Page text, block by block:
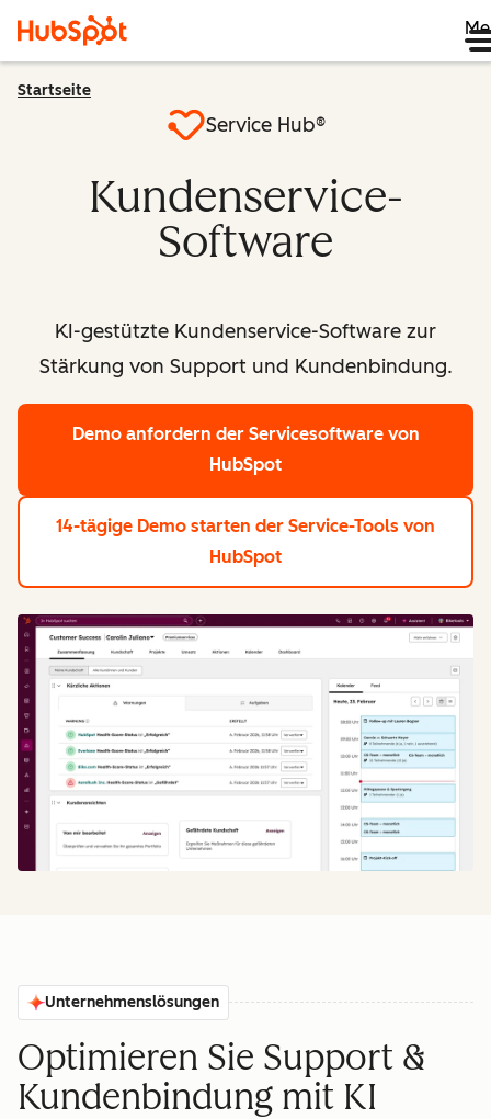
Startseite
Service Hub®
Kundenservice-
Software
KI-gestützte Kundenservice-Software zur
Stärkung von Support und Kundenbindung.
Demo anfordern der Servicesoftware von
HubSpot
14-tägige Demo starten der Service-Tools von
HubSpot
Unternehmenslösungen
Optimieren Sie Support &
Kundenbindung mit KI